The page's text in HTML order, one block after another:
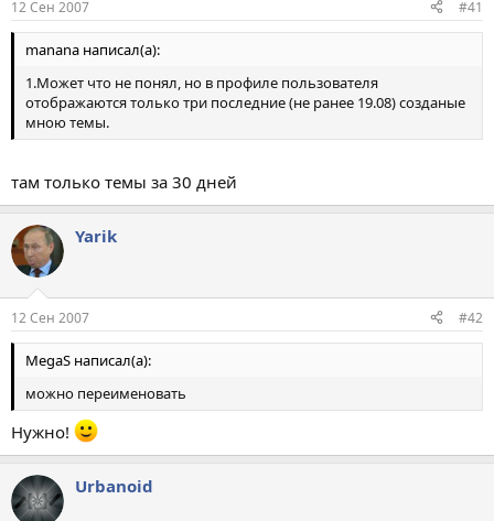
м
ы
л
а
12 Сен 2007 #41
manana написал(а):
1.Может что не понял, но в профиле пользователя
отображаются только три последние (не ранее 19.08) созданые
мною темы.
там только темы за 30 дней
Yarik
12 Сен 2007 #42
MegaS написал(а):
можно переименовать
Нужно!
Urbanoid